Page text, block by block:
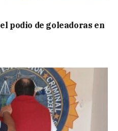
podio de goleadoras en